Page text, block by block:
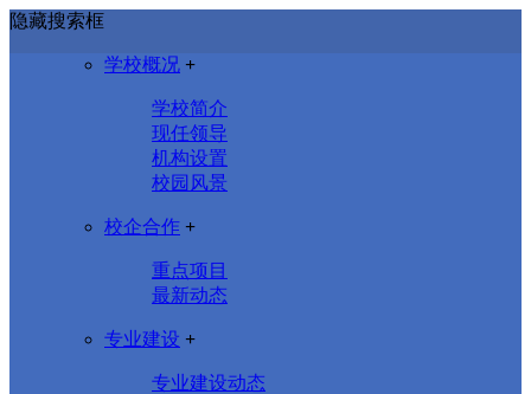
隐藏搜索框
学校概况 +
学校简介
现任领导
机构设置
校园风景
校企合作 +
重点项目
最新动态
专业建设 +
专业建设动态